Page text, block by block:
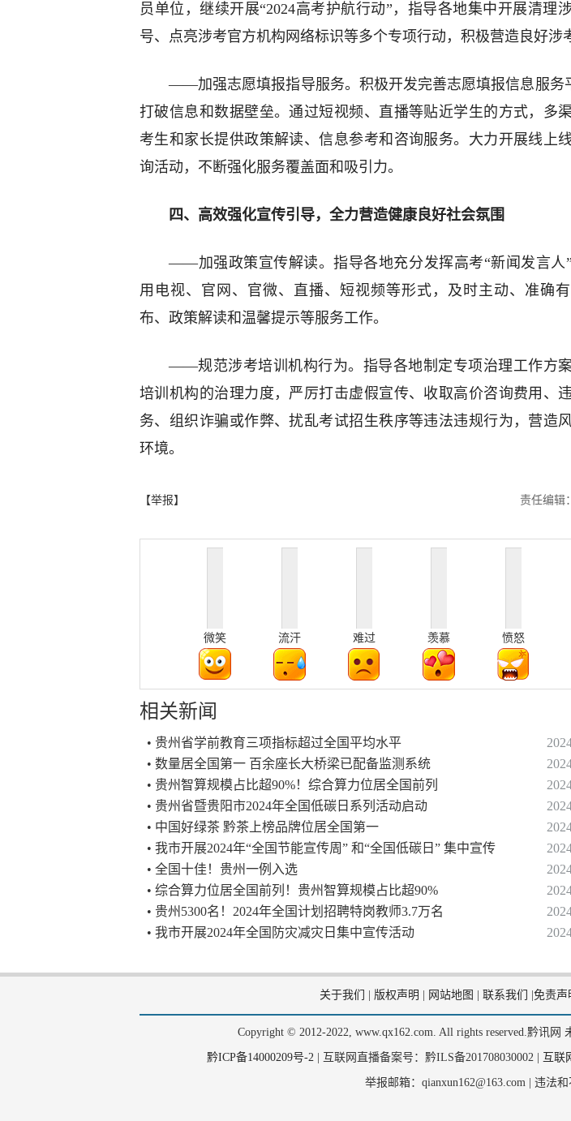
员单位，继续开展“2024高考护航行动”，指导各地集中开展清理
号、点亮涉考官方机构网络标识等多个专项行动，积极营造良好涉
——加强志愿填报指导服务。积极开发完善志愿填报信息服务
打破信息和数据壁垒。通过短视频、直播等贴近学生的方式，多
考生和家长提供政策解读、信息参考和咨询服务。大力开展线上
询活动，不断强化服务覆盖面和吸引力。
四、高效强化宣传引导，全力营造健康良好社会氛围
——加强政策宣传解读。指导各地充分发挥高考“新闻发言人
用电视、官网、官微、直播、短视频等形式，及时主动、准确
布、政策解读和温馨提示等服务工作。
——规范涉考培训机构行为。指导各地制定专项治理工作方
培训机构的治理力度，严厉打击虚假宣传、收取高价咨询费用、
务、组织诈骗或作弊、扰乱考试招生秩序等违法违规行为，营造
环境。
【举报】 责任编辑
微笑 流汗 难过 羡慕 愤怒
相关新闻
• 贵州省学前教育三项指标超过全国平均水平
• 数量居全国第一 百余座长大桥梁已配备监测系统
• 贵州智算规模占比超90%！综合算力位居全国前列
• 贵州省暨贵阳市2024年全国低碳日系列活动启动
• 中国好绿茶 黔茶上榜品牌位居全国第一
• 我市开展2024年“全国节能宣传周” 和“全国低碳日” 集中宣传
• 全国十佳！贵州一例入选
• 综合算力位居全国前列！贵州智算规模占比超90%
• 贵州5300名！2024年全国计划招聘特岗教师3.7万名
• 我市开展2024年全国防灾减灾日集中宣传活动
关于我们 版权声明 网站地图 联系我们 免责声
Copyright © 2012-2022, www.qx162.com. All rights reserved.黔讯网
黔ICP备14000209号-2| 互联网直播备案号：黔ILS备201708030002 | 互联
举报邮箱：qianxun162@163.com | 违法和